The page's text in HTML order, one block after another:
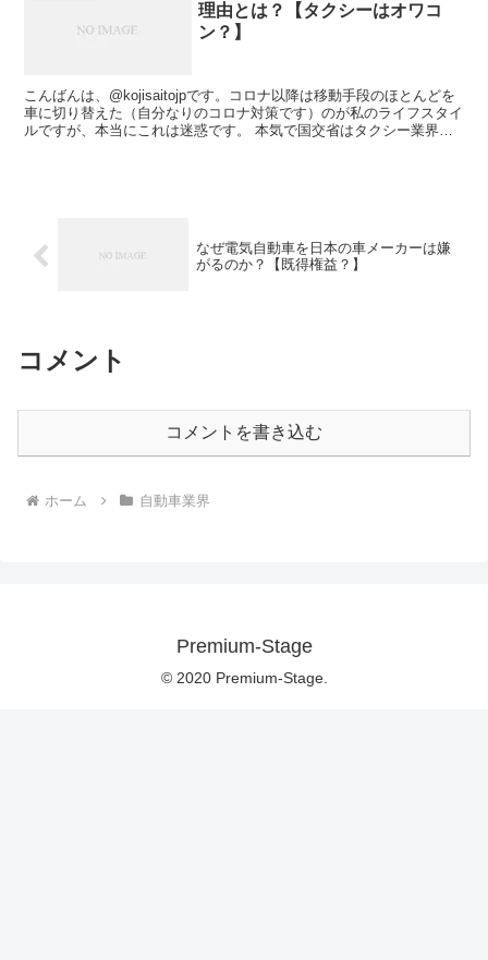
理由とは？【タクシーはオワコ
ン？】
こんばんは、@kojisaitojpです。コロナ以降は移動手段のほとんどを
車に切り替えた（自分なりのコロナ対策です）のが私のライフスタイ
ルですが、本当にこれは迷惑です。 本気で国交省はタクシー業界と
なぜ電気自動車を日本の車メーカーは嫌
がるのか？【既得権益？】
コメント
コメントを書き込む
ホーム 自動車業界
Premium-Stage
© 2020 Premium-Stage.